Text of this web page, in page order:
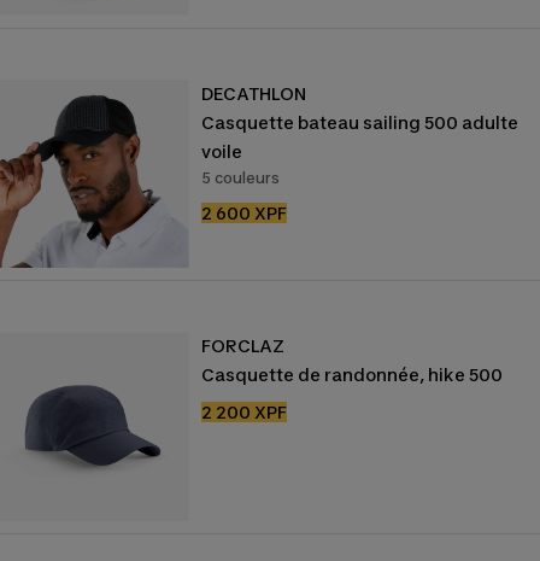
DECATHLON
Casquette bateau sailing 500 adulte
voile
5 couleurs
Prix
2 600 XPF
FORCLAZ
Casquette de randonnée, hike 500
Prix
2 200 XPF